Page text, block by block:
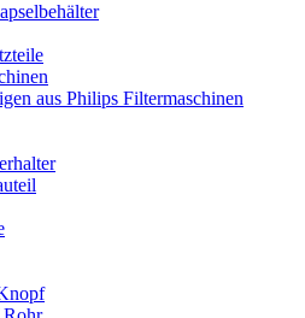
aus Philips Filtermaschinen